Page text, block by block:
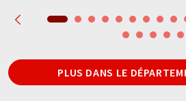
PLUS DANS LE